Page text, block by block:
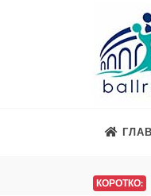
КОРОТКО: